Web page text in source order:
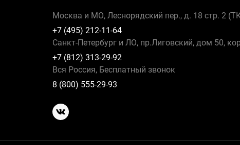
Москва и МО, Леснорядский пер., д. 18 стр. 2
+7 (495) 212-11-64
Санкт-Петербург и ЛО, пр.Лиговский, дом 50,
+7 (812) 313-29-92
Вся Россия, Бесплатный звонок
8 (800) 555-29-93